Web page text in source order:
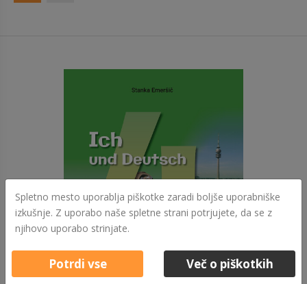
Spletno mesto uporablja piškotke zaradi boljše uporabniške
izkušnje. Z uporabo naše spletne strani potrjujete, da se z
njihovo uporabo strinjate.
Potrdi vse Več o piškotkih